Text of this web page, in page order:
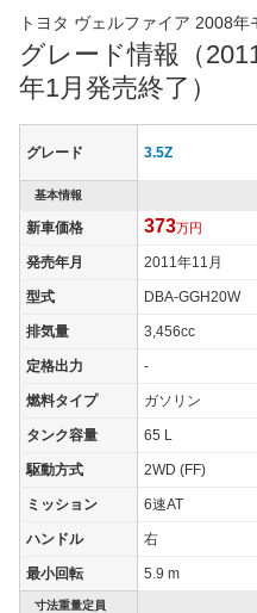
最高トルク 224 [22.8]/ 4,000
過給機 -
(前)
235/50R18 97V
タイヤサイズ
(後)
街地)
-
WLTCモード(郊
外)
WLTCモード(高
-
装備オプション
トヨタ ヴェルファイア 2008年
グレード情報（
年1月発売終了）
グレード 3.5Z
基本情報
新車価格 373万円
発売年月 2011年11月
型式 DBA-GGH20W
排気量 3,456cc
定格出力 -
燃料タイプ ガソリン
タンク容量 65 L
駆動方式 2WD (FF)
ミッション 6速AT
ハンドル 右
最小回転 5.9 m
寸法重量定員